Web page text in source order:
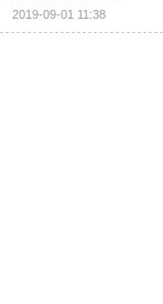
2019-09-01 11:38